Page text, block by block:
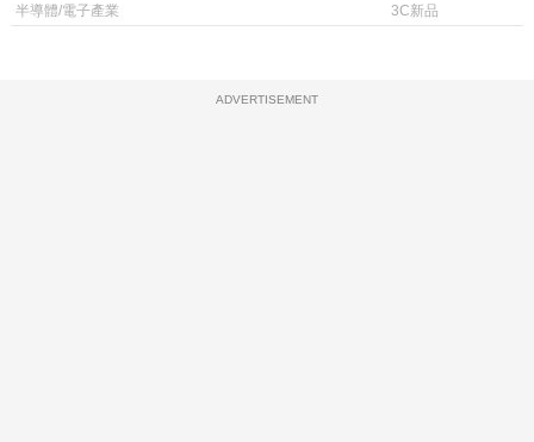
半導體/電子產業
體
3C新品
ADVERTISEMENT